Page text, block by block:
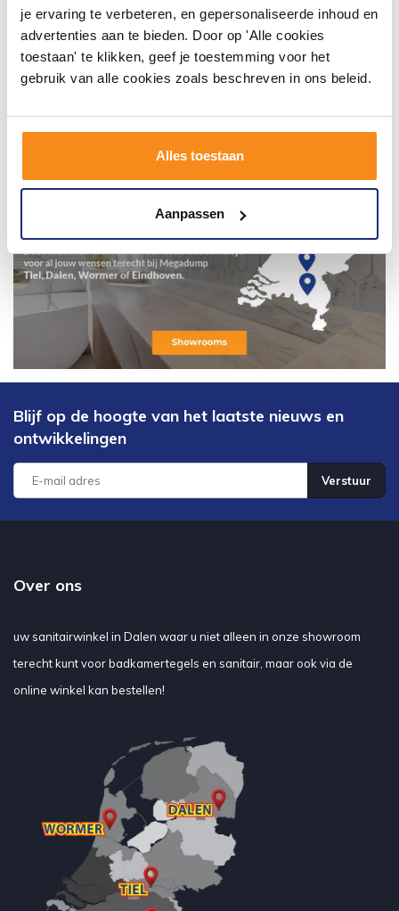
je ervaring te verbeteren, en gepersonaliseerde inhoud en
advertenties aan te bieden. Door op 'Alle cookies
toestaan' te klikken, geef je toestemming voor het
gebruik van alle cookies zoals beschreven in ons beleid.
Alles toestaan
Aanpassen
Blijf op de hoogte van het laatste nieuws en
ontwikkelingen
Verstuur
Over ons
uw sanitairwinkel in Dalen waar u niet alleen in onze showroom
terecht kunt voor badkamertegels en sanitair, maar ook via de
online winkel kan bestellen!